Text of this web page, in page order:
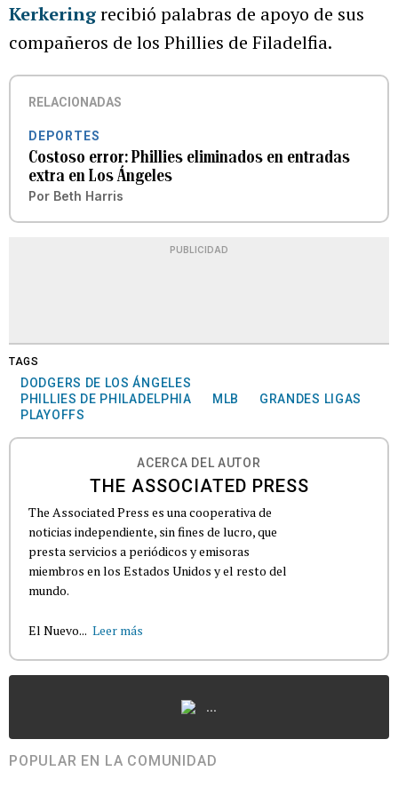
Kerkeringrecibió palabras de apoyo de sus
compañeros de los Phillies de Filadelfia.
RELACIONADAS
DEPORTES
Costoso error: Phillies eliminados en entradas
extra en Los Ángeles
Por Beth Harris
PUBLICIDAD
TAGS
DODGERS DE LOS ÁNGELES
PHILLIES DE PHILADELPHIA
MLB
GRANDES LIGAS
PLAYOFFS
ACERCA DEL AUTOR
THE ASSOCIATED PRESS
The Associated Press es una cooperativa de
noticias independiente, sin fines de lucro, que
presta servicios a periódicos y emisoras
miembros en los Estados Unidos y el resto del
mundo.
El Nuevo... Leer más
...
POPULAR EN LA COMUNIDAD